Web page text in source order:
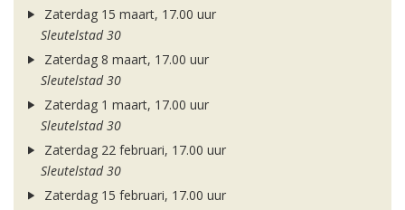
Zaterdag 15 maart, 17.00 uur
Sleutelstad 30
Zaterdag 8 maart, 17.00 uur
Sleutelstad 30
Zaterdag 1 maart, 17.00 uur
Sleutelstad 30
Zaterdag 22 februari, 17.00 uur
Sleutelstad 30
Zaterdag 15 februari, 17.00 uur